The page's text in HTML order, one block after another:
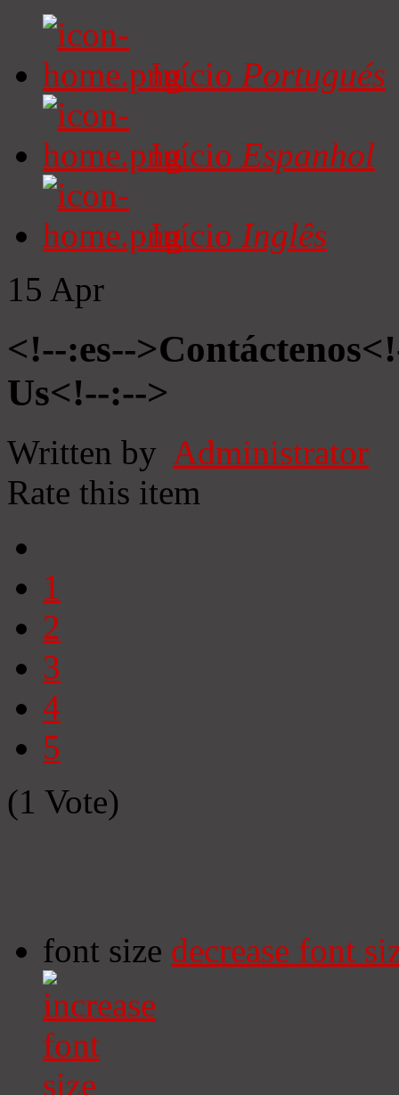
Início Portugués
Início Espanhol
Início Inglês
15 Apr
<!--:es--
Us<!--:-->
Written by Administrator
Rate this item
1
2
3
4
5
(1 Vote)
font size decrease font